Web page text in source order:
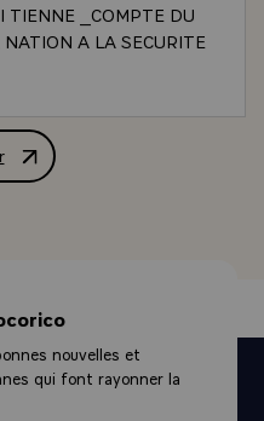
TIENNE _COMPTE DU
A LA SECURITE
DE M. VALERY
nouvelles et
qui font rayonner la